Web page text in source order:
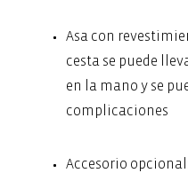
Asa con
cesta se puede
en la mano y se
complicaciones
Accesorio